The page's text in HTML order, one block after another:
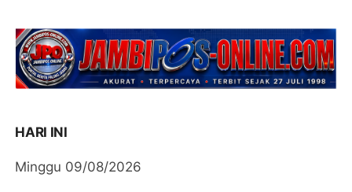
HARI INI
Minggu 09/08/2026